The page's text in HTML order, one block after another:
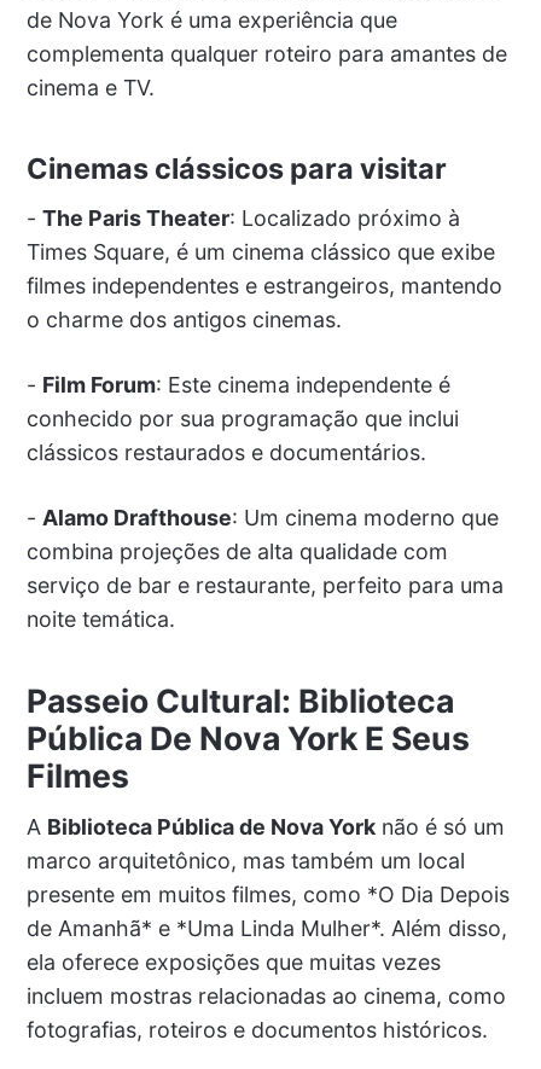
de Nova York é uma experiência que
complementa qualquer roteiro para amantes de
cinema e TV.
Cinemas clássicos para visitar
- The Paris Theater: Localizado próximo à
Times Square, é um cinema clássico que exibe
filmes independentes e estrangeiros, mantendo
o charme dos antigos cinemas.
- Film Forum: Este cinema independente é
conhecido por sua programação que inclui
clássicos restaurados e documentários.
- Alamo Drafthouse: Um cinema moderno que
combina projeções de alta qualidade com
serviço de bar e restaurante, perfeito para uma
noite temática.
Passeio Cultural: Biblioteca
Pública De Nova York E Seus
Filmes
A Biblioteca Pública de Nova Yorknão é só um
marco arquitetônico, mas também um local
presente em muitos filmes, como *O Dia Depois
de Amanhã* e *Uma Linda Mulher*. Além disso,
ela oferece exposições que muitas vezes
incluem mostras relacionadas ao cinema, como
fotografias, roteiros e documentos históricos.